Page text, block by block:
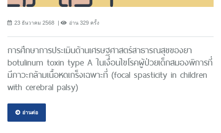
23 ธันวาคม 2568 อ่าน 329 ครั้ง
การศึกษาการประเมินด้านเศรษฐศาสตร์สาธารณสุขของยา
botulinum toxin type A ในเงื่อนไขโรคผู้ป่วยเด็กสมองพิการที่
มีภาวะกล้ามเนื้อหดเกร็งเฉพาะที่ (focal spasticity in children
with cerebral palsy)
อ่านต่อ